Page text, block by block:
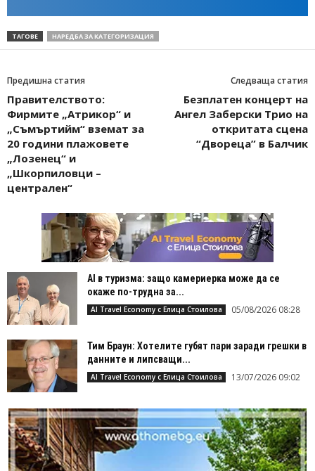
ТАГОВЕ НАРЕДБА ЗА КАТЕГОРИЗАЦИЯ
Предишна статия
Правителството:
Фирмите „Атрикор“ и
„Съмъртийм“ вземат за
20 години плажовете
„Лозенец“ и
„Шкорпиловци –
централен“
Следваща статия
Безплатен концерт на
Ангел Заберски Трио на
откритата сцена
“Двореца” в Балчик
AI в туризма: защо камериерка може да се
окаже по-трудна за...
AI Travel Economy с Елица Стоилова 05/08/2026 08:28
Тим Браун: Хотелите губят пари заради грешки в
данните и липсващи...
AI Travel Economy с Елица Стоилова 13/07/2026 09:02